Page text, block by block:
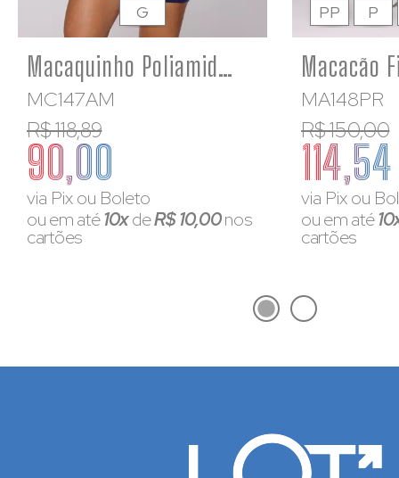
Macaquinho Poliamida com Manga Curta Costas Abertas Marinho
MC147AM
R$ 118,89
90,00
via Pix ou Boleto
ou em até10xdeR$ 10,00nos
cartões
G
MA148PR
R$ 150,00
114,54
via Pix ou
ou em até
cartões
PP P